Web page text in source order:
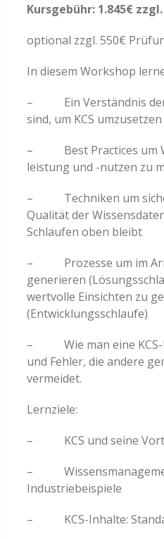
Kursgebühr: 1.845€
optional zzgl. 550€
In diesem Workshop
– Ein Verständnis der
sind, um KCS umzusetzen
– Best Practices um
leistung und -nutzen zu
– Techniken um
Qualität der
Schlaufen oben bleibt
– Prozesse um im
generieren
wertvolle Einsichten zu
(Entwicklungsschlaufe)
– Wie man eine KCS-
und Fehler, die andere
vermeidet.
Lernziele:
– KCS und seine
–
Industriebeispiele
– KCS-Inhalte: